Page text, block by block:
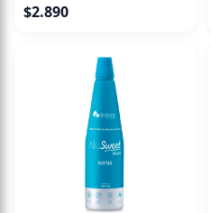
$2.890